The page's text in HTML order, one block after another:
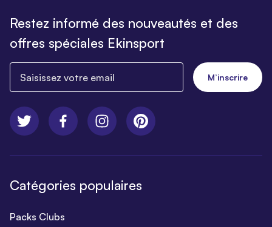
Restez informé des nouveautés et des
offres spéciales Ekinsport
M’inscrire
Catégories populaires
Packs Clubs